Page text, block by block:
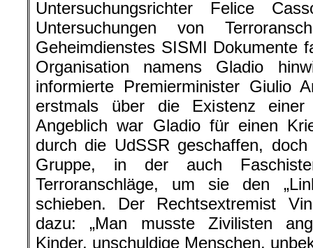
Untersuchungsrichter Felice
Untersuchungen von
Geheimdienstes SISMI Dokumente
Organisation namens Gladio
informierte Premierminister Giulio
erstmals über die Existenz einer
Angeblich war Gladio für einen
durch die UdSSR geschaffen,
Gruppe, in der auch
Terroranschläge, um sie den
schieben. Der Rechtsextremist
dazu: „Man musste Zivilisten
Kinder, unschuldige Menschen,